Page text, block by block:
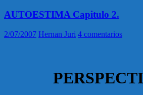
AUTOESTIMA Capitulo 2.
2/07/2007 Hernan Juri 4 comentarios